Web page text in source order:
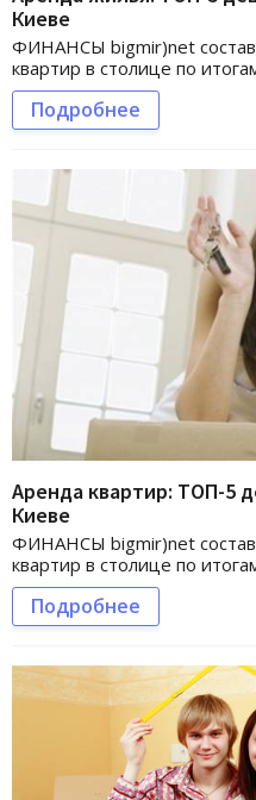
Киеве
ФИНАНСЫ bigmir)net
квартир в столице по
Подробнее
Аренда квартир: ТОП-5
Киеве
ФИНАНСЫ bigmir)net
квартир в столице по
Подробнее